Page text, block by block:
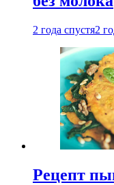
2 года спустя2
Рецепт